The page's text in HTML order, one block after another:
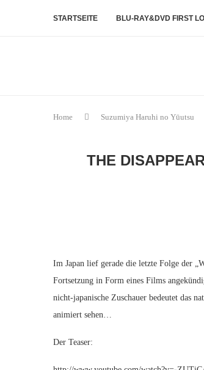
STARTSEITE BLU-RAY&DVD FIRST
Home Suzumiya Haruhi no Yūutsu
THE
Im Japan lief gerade die letzte Folge der
Fortsetzung in Form eines Films
nicht-japanische Zuschauer bedeutet das
animiert sehen…
Der Teaser: